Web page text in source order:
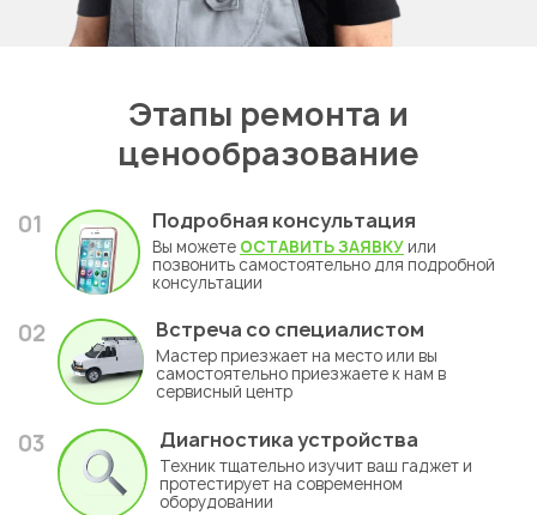
Этапы ремонта и
ценообразование
01 Подробная консультация
Вы можете ОСТАВИТЬ ЗАЯВКУ или
позвонить самостоятельно для подробной
консультации
02 Встреча со специалистом
Мастер приезжает на место или вы
самостоятельно приезжаете к нам в
сервисный центр
03 Диагностика устройства
Техник тщательно изучит ваш гаджет и
протестирует на современном
оборудовании
Алматы